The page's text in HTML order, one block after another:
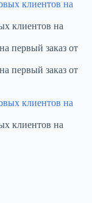
клиентов на
первый заказ от
первый заказ от
клиентов на